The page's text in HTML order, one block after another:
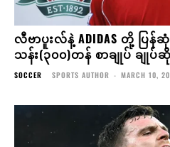
လီဗာပူးလ်နဲ့ ADIDAS တို့ ပြန်ဆုံ
သန်း(၃၀၀)တန် စာချုပ် ချုပ်ဆို
SOCCER SPORTS AUTHOR - MARCH 10,